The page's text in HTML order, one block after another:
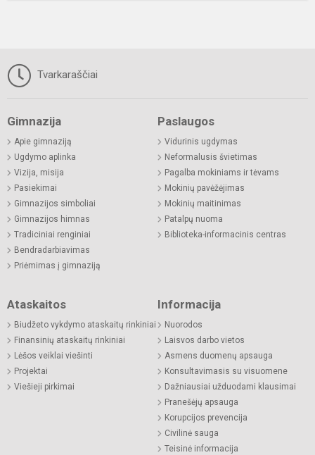
Tvarkaraščiai
Gimnazija
Apie gimnaziją
Ugdymo aplinka
Vizija, misija
Pasiekimai
Gimnazijos simboliai
Gimnazijos himnas
Tradiciniai renginiai
Bendradarbiavimas
Priėmimas į gimnaziją
Paslaugos
Vidurinis ugdymas
Neformalusis švietimas
Pagalba mokiniams ir tėvams
Mokinių pavėžėjimas
Mokinių maitinimas
Patalpų nuoma
Biblioteka-informacinis centras
Ataskaitos
Biudžeto vykdymo ataskaitų rinkiniai
Finansinių ataskaitų rinkiniai
Lėšos veiklai viešinti
Projektai
Viešieji pirkimai
Informacija
Nuorodos
Laisvos darbo vietos
Asmens duomenų apsauga
Konsultavimasis su visuomene
Dažniausiai užduodami klausimai
Pranešėjų apsauga
Korupcijos prevencija
Civilinė sauga
Teisinė informacija